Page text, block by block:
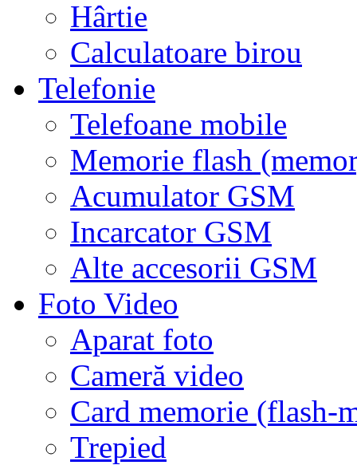
Hârtie
Calculatoare birou
Telefonie
Telefoane mobile
Memorie flash
Acumulator GSM
Incarcator GSM
Alte accesorii GSM
Foto Video
Aparat foto
Cameră video
Card memorie (flash-
Trepied